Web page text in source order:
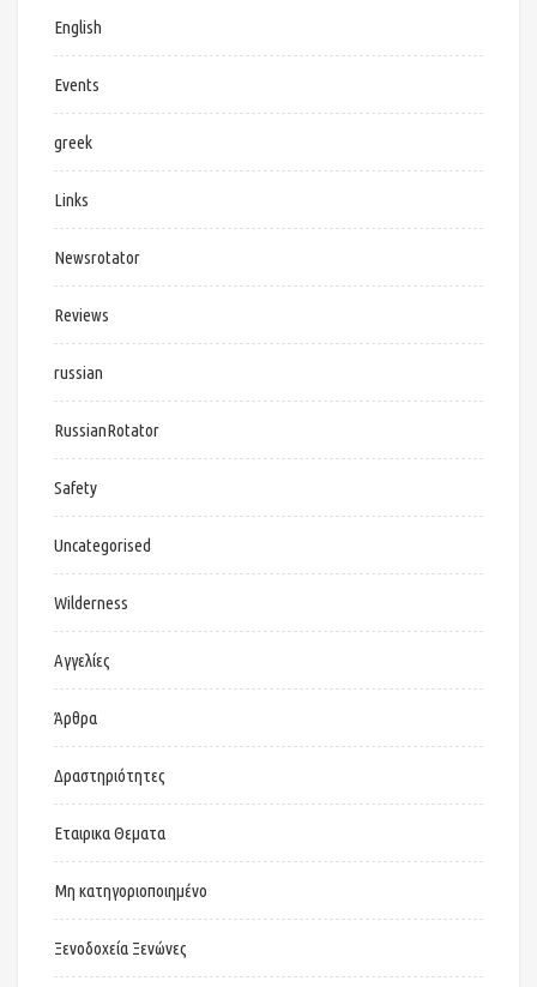
English
Events
greek
Links
Newsrotator
Reviews
russian
RussianRotator
Safety
Uncategorised
Wilderness
Αγγελίες
Άρθρα
Δραστηριότητες
Εταιρικα Θεματα
Μη κατηγοριοποιημένο
Ξενοδοχεία Ξενώνες